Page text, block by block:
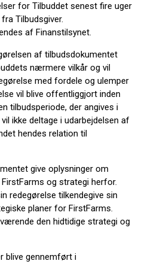
for Tilbuddet senest fire uger
Tilbudsgiver.
af Finanstilsynet.
af tilbudsdokumentet
nærmere vilkår og vil
med fordele og ulemper
vil blive offentliggjort inden
tilbudsperiode, der angives i
ikke deltage i udarbejdelsen af
hendes relation til
give oplysninger om
og strategi herfor.
redegørelse tilkendegive sin
planer for FirstFarms.
den hidtidige strategi og
blive gennemført i